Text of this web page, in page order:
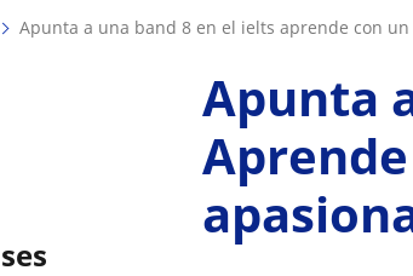
apunta a una band 8 en el ielts aprende con
Apunta